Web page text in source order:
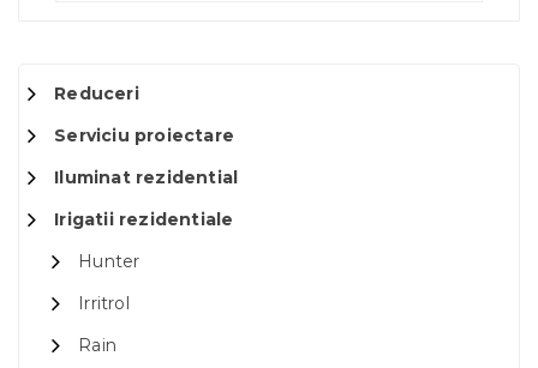
Reduceri
Serviciu proiectare
Iluminat rezidential
Irigatii rezidentiale
Hunter
Irritrol
Rain